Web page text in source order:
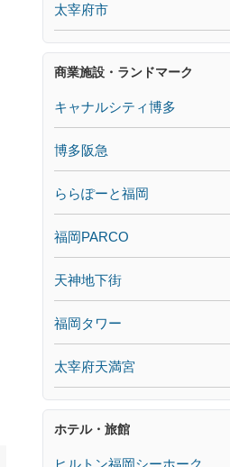
太宰府市
商業施設・ランドマーク
キャナルシティ博多
博多阪急
ららぽーと福岡
福岡PARCO
天神地下街
福岡タワー
太宰府天満宮
ホテル・旅館
ヒルトン福岡シーホーク